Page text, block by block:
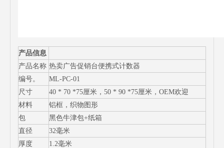
产品信息
产品名称 热卖广告促销台便携式计数器
编号。
ML-PC-01
尺寸
40 * 70 *75厘米，50 * 90 *75厘米，OEM欢迎
材料
铝框，织物图形
包
黑色牛津包+纸箱
直径
32毫米
厚度
1.2毫米